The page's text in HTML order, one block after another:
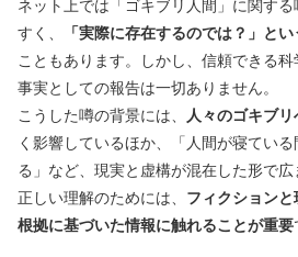
ネット上では「ゴキブリ人間」に関す
すく、
「実際に存在するのでは？」と
こともあります。しかし、信頼できる科
事実としての報告は一切ありません。
こうした噂の背景には、
人々のゴキブ
く影響しているほか、「人間が寝てい
る」など、現実と虚構が混在した形で広
正しい理解のためには、 フィクション
根拠に基づいた情報に触れることが重要